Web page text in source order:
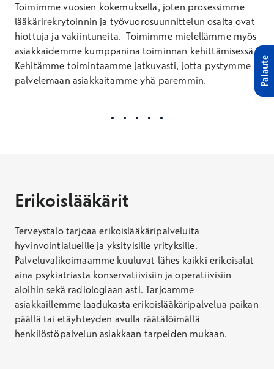
Toimimme vuosien kokemuksella, joten prosessimme
lääkärirekrytoinnin ja työvuorosuunnittelun osalta ovat
hiottuja ja vakiintuneita. Toimimme mielellämme myös
asiakkaidemme kumppanina toiminnan kehittämisessä.
Kehitämme toimintaamme jatkuvasti, jotta pystymme
palvelemaan asiakkaitamme yhä paremmin.
Erikoislääkärit
Terveystalo tarjoaa erikoislääkäripalveluita
hyvinvointialueille ja yksityisille yrityksille.
Palveluvalikoimaamme kuuluvat lähes kaikki erikoisalat
aina psykiatriasta konservatiivisiin ja operatiivisiin
aloihin sekä radiologiaan asti. Tarjoamme
asiakkaillemme laadukasta erikoislääkäripalvelua paikan
päällä tai etäyhteyden avulla räätälöimällä
henkilöstöpalvelun asiakkaan tarpeiden mukaan.
Palaute